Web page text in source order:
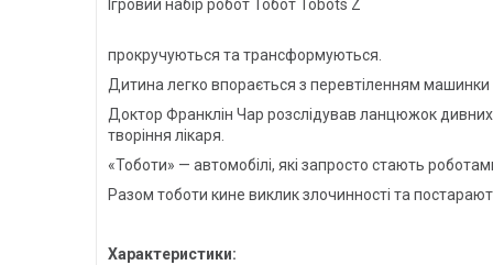
Ігровий набір робот Тобот Tobots Z
прокручуються та трансформуються.
Дитина легко впорається з перевтіленням машинки
Доктор Франклін Чар розслідував ланцюжок дивних
творіння лікаря.
«Тоботи» — автомобілі, які запросто стають
Разом тоботи кине виклик злочинності та
Характеристики: